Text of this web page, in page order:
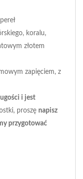
koralu,
złotem
zapięciem, z
i jest
proszę napisz
przygotować